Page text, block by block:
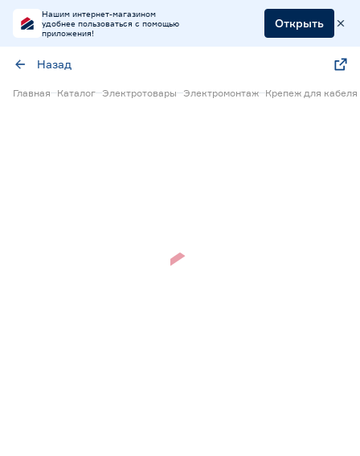
Нашим интернет-магазином
удобнее пользоваться с помощью
приложения!
Открыть
Назад
Главная Каталог Электротовары Электромонтаж Крепеж для кабеля